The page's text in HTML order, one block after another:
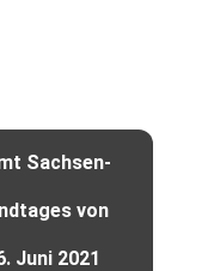
Sachsen-
von
Juni 2021